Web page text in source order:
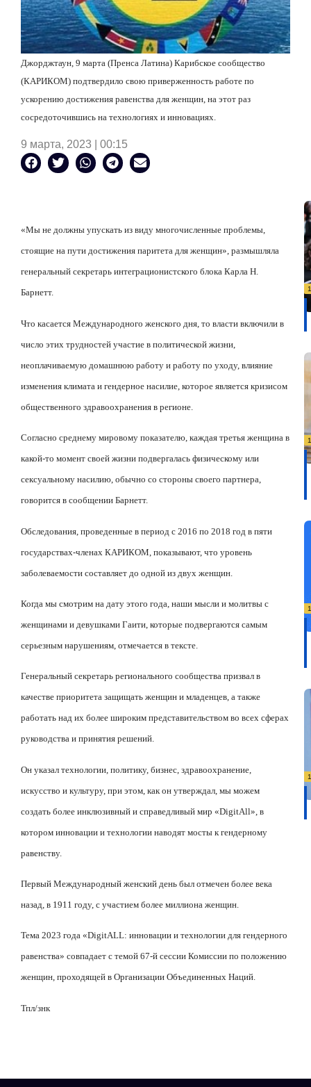
Джорджтаун, 9 марта (Пренса Латина) Карибское сообщество
(КАРИКОМ) подтвердило свою приверженность работе по
ускорению достижения равенства для женщин, на этот раз
сосредоточившись на технологиях и инновациях.
9 марта, 2023 | 00:15
«Мы не должны упускать из виду многочисленные проблемы,
стоящие на пути достижения паритета для женщин», размышляла
генеральный секретарь интеграционистского блока Карла Н.
Барнетт.
Что касается Международного женского дня, то власти включили в
число этих трудностей участие в политической жизни,
неоплачиваемую домашнюю работу и работу по уходу, влияние
изменения климата и гендерное насилие, которое является кризисом
общественного здравоохранения в регионе.
Согласно среднему мировому показателю, каждая третья женщина в
какой-то момент своей жизни подвергалась физическому или
сексуальному насилию, обычно со стороны своего партнера,
говорится в сообщении Барнетт.
Обследования, проведенные в период с 2016 по 2018 год в пяти
государствах-членах КАРИКОМ, показывают, что уровень
заболеваемости составляет до одной из двух женщин.
Когда мы смотрим на дату этого года, наши мысли и молитвы с
женщинами и девушками Гаити, которые подвергаются самым
серьезным нарушениям, отмечается в тексте.
Генеральный секретарь регионального сообщества призвал в
качестве приоритета защищать женщин и младенцев, а также
работать над их более широким представительством во всех сферах
руководства и принятия решений.
Он указал технологии, политику, бизнес, здравоохранение,
искусство и культуру, при этом, как он утверждал, мы можем
создать более инклюзивный и справедливый мир «DigitAll», в
котором инновации и технологии наводят мосты к гендерному
равенству.
Первый Международный женский день был отмечен более века
назад, в 1911 году, с участием более миллиона женщин.
Тема 2023 года «DigitALL: инновации и технологии для гендерного
равенства» совпадает с темой 67-й сессии Комиссии по положению
женщин, проходящей в Организации Объединенных Наций.
Тпл/знк